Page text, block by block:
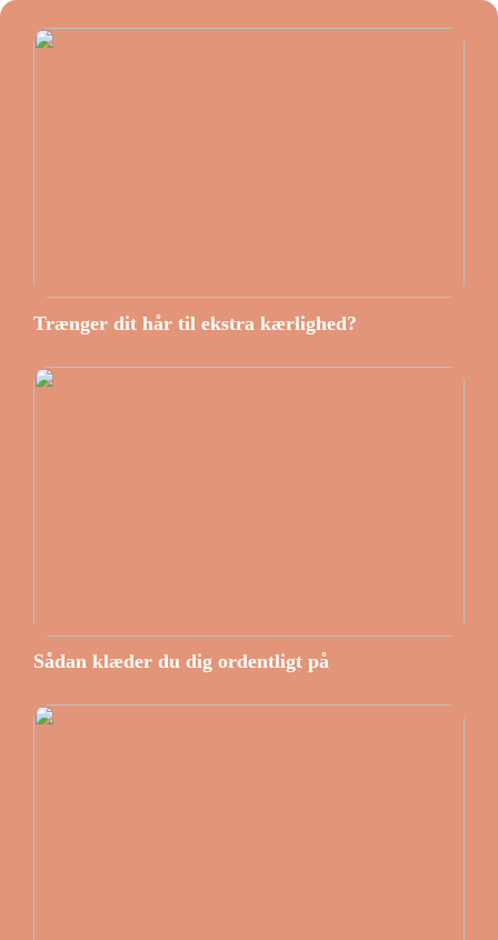
Trænger dit hår til ekstra kærlighed?
Sådan klæder du dig ordentligt på